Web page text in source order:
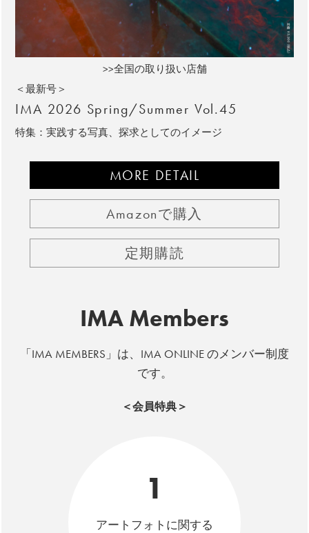
>>全国の取り扱い店舗
＜最新号＞
IMA 2026 Spring/Summer Vol.45
特集：実践する写真、探求としてのイメージ
MORE DETAIL
Amazonで購入
定期購読
IMA Members
「IMA MEMBERS」は、IMA ONLINE のメンバー制度
です。
＜会員特典＞
1
アートフォトに関する